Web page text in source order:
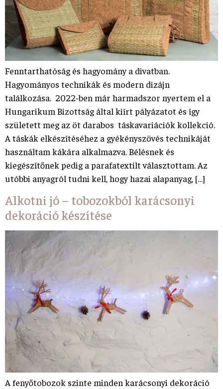
Fenntarthatóság és hagyomány a divatban.
Hagyományos technikák és modern dizájn
találkozása. 2022-ben már harmadszor nyertem el a
Hungarikum Bizottság által kiírt pályázatot és így
született meg az öt darabos táskavariációk kollekció.
A táskák elkészítéséhez a gyékényszövés technikáját
használtam kákára alkalmazva. Bélésnek és
kiegészítőnek pedig a parafatextilt választottam. Az
utóbbi anyagról tudni kell, hogy hazai alapanyag, […]
Alkotni jó – tobozokból karácsonyi
dekoráció készítése
A fenyőtobozok szinte minden karácsonyi dekoráció